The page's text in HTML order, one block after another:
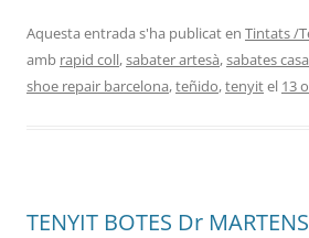
Aquesta entrada s'ha publicat en Tintats /
amb rapid coll,sabater artesà,sabates
shoe repair barcelona,teñido,tenyitel 13
TENYIT BOTES Dr MARTENS